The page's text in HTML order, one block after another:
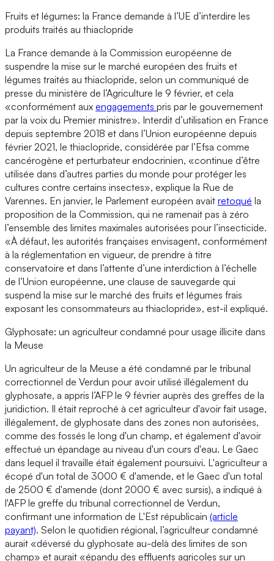
Fruits et légumes: la France demande à l’UE d’interdire les
produits traités au thiaclopride
La France demande à la Commission européenne de
suspendre la mise sur le marché européen des fruits et
légumes traités au thiaclopride, selon un communiqué de
presse du ministère de l’Agriculture le 9 février, et cela
«conformément aux engagements pris par le gouvernement
par la voix du Premier ministre». Interdit d’utilisation en France
depuis septembre 2018 et dans l’Union européenne depuis
février 2021, le thiaclopride, considérée par l’Efsa comme
cancérogène et perturbateur endocrinien, «continue d’être
utilisée dans d’autres parties du monde pour protéger les
cultures contre certains insectes», explique la Rue de
Varennes. En janvier, le Parlement européen avait retoqué la
proposition de la Commission, qui ne ramenait pas à zéro
l’ensemble des limites maximales autorisées pour l’insecticide.
«À défaut, les autorités françaises envisagent, conformément
à la réglementation en vigueur, de prendre à titre
conservatoire et dans l’attente d’une interdiction à l’échelle
de l’Union européenne, une clause de sauvegarde qui
suspend la mise sur le marché des fruits et légumes frais
exposant les consommateurs au thiaclopride», est-il expliqué.
Glyphosate: un agriculteur condamné pour usage illicite dans
la Meuse
Un agriculteur de la Meuse a été condamné par le tribunal
correctionnel de Verdun pour avoir utilisé illégalement du
glyphosate, a appris l’AFP le 9 février auprès des greffes de la
juridiction. Il était reproché à cet agriculteur d'avoir fait usage,
illégalement, de glyphosate dans des zones non autorisées,
comme des fossés le long d'un champ, et également d'avoir
effectué un épandage au niveau d'un cours d'eau. Le Gaec
dans lequel il travaille était également poursuivi. L'agriculteur a
écopé d'un total de 3000 € d'amende, et le Gaec d'un total
de 2500 € d'amende (dont 2000 € avec sursis), a indiqué à
l'AFP le greffe du tribunal correctionnel de Verdun,
confirmant une information de L'Est républicain (article
payant). Selon le quotidien régional, l’agriculteur condamné
aurait «déversé du glyphosate au-delà des limites de son
champ» et aurait «épandu des effluents agricoles sur un